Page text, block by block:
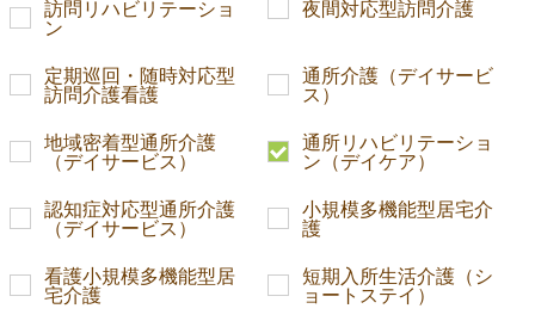
訪問リハビリテーショ
ン
夜間対応型訪問介護
定期巡回・随時対応型
訪問介護看護
通所介護（デイサービ
ス）
地域密着型通所介護
（デイサービス）
通所リハビリテーショ
ン（デイケア）
認知症対応型通所介護
（デイサービス）
小規模多機能型居宅介
護
看護小規模多機能型居
宅介護
短期入所生活介護（シ
ョートステイ）